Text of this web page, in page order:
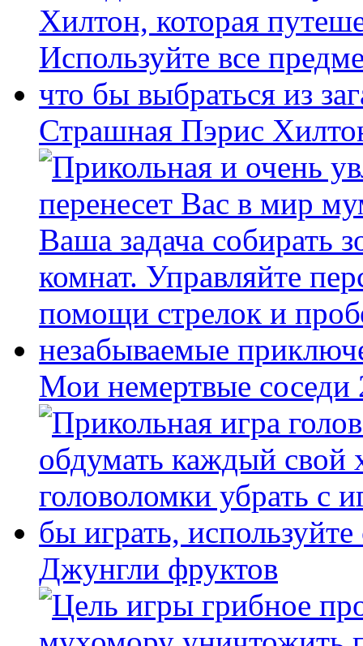
Страшная Пэрис
Мои немертвые
Джунгли фруктов